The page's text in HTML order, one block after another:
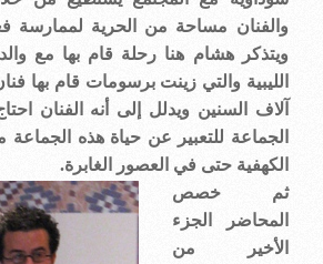
والفنان مساحة من الحرية لممارسة
ويتذكر هشام هنا رحلة قام بها مع
الليبية والتي زينت برسومات قام بها
آلاف السنين ويدلل إلى أنه الفنان
الجماعة للتعبير عن حياة هذه
الكهفية حتى في العصور الغابرة.
ثم خصص
المحاضر الجزء
الأخير من